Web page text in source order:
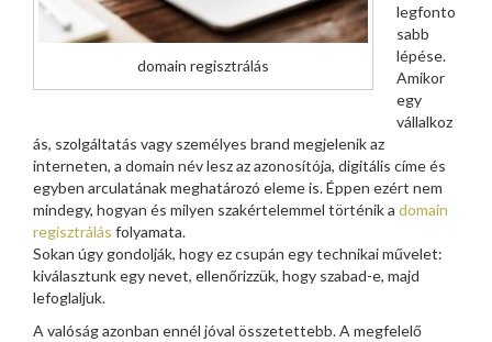
domain regisztrálás
legfonto
sabb
lépése.
Amikor
egy
vállalkoz
ás, szolgáltatás vagy személyes brand megjelenik az
interneten, a domain név lesz az azonosítója, digitális címe és
egyben arculatának meghatározó eleme is. Éppen ezért nem
mindegy, hogyan és milyen szakértelemmel történik a domain
regisztrálás folyamata.
Sokan úgy gondolják, hogy ez csupán egy technikai művelet:
kiválasztunk egy nevet, ellenőrizzük, hogy szabad-e, majd
lefoglaljuk.
A valóság azonban ennél jóval összetettebb. A megfelelő